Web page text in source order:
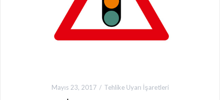
Mayıs 23, 2017 Tehlike Uyarı İşaretleri